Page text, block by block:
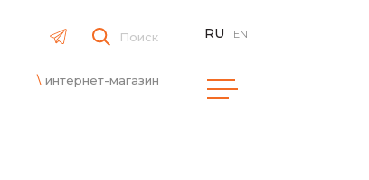
Поиск
интернет-магазин
RU EN